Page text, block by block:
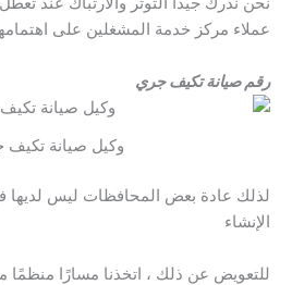
عملاء مركز خدمة المشغلين على
رقم صيانة تكيف جري
وكيل صيانة تكيف
لذلك عادة بعض المحافظات ليس لديها
الإنشاء
للتعويض عن ذلك ، اتخذنا مسارًا منظمًا